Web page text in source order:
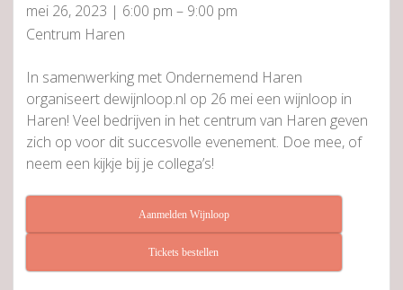
mei 26, 2023 | 6:00 pm – 9:00 pm
Centrum Haren
In samenwerking met Ondernemend Haren
organiseert dewijnloop.nl op 26 mei een wijnloop in
Haren! Veel bedrijven in het centrum van Haren geven
zich op voor dit succesvolle evenement. Doe mee, of
neem een kijkje bij je collega’s!
Aanmelden Wijnloop
Tickets bestellen